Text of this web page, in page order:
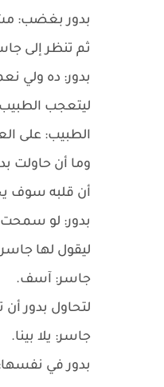
بدور بغضب:
ثم تنظر إلى
بدور: ده ولي
ليتعجب
الطبيب: على
وما أن حاولت
أن قلبه سوف
بدور: لو
ليقول لها
جاسر: آسف.
لتحاول بدور
جاسر: يلا بينا.
بدور في